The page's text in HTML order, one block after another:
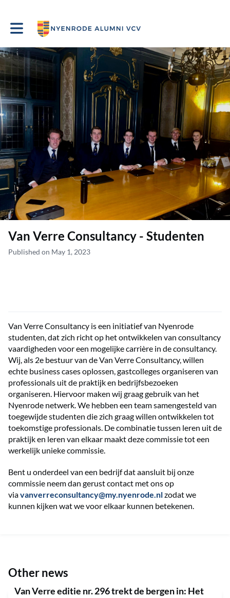
Toggle main navigation
Van Verre Consultancy - Studenten
Published on May 1, 2023
Van Verre Consultancy is een initiatief van Nyenrode
studenten, dat zich richt op het ontwikkelen van consultancy
vaardigheden voor een mogelijke carrière in de consultancy.
Wij, als 2e bestuur van de Van Verre Consultancy, willen
echte business cases oplossen, gastcolleges organiseren van
professionals uit de praktijk en bedrijfsbezoeken
organiseren. Hiervoor maken wij graag gebruik van het
Nyenrode netwerk. We hebben een team samengesteld van
toegewijde studenten die zich graag willen ontwikkelen tot
toekomstige professionals. De combinatie tussen leren uit de
praktijk en leren van elkaar maakt deze commissie tot een
werkelijk unieke commissie.
Bent u onderdeel van een bedrijf dat aansluit bij onze
commissie neem dan gerust contact met ons op
viavanverreconsultancy@my.nyenrode.nlzodat we
kunnen kijken wat we voor elkaar kunnen betekenen.
Other news
Van Verre editie nr. 296 trekt de bergen in: Het